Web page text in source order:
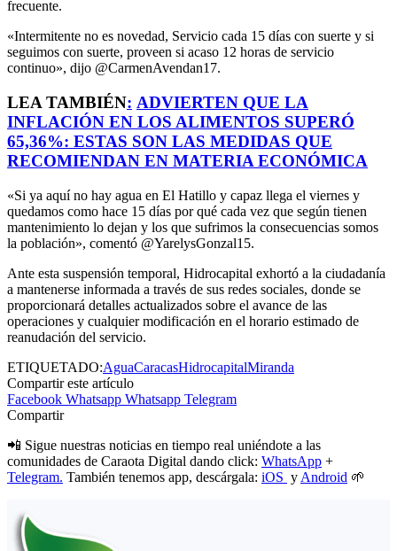
frecuente.
«Intermitente no es novedad, Servicio cada 15 días con suerte y si
seguimos con suerte, proveen si acaso 12 horas de servicio
continuo», dijo @CarmenAvendan17.
LEA TAMBIÉN: ADVIERTEN QUE LA
INFLACIÓN EN LOS ALIMENTOS SUPERÓ
65,36%: ESTAS SON LAS MEDIDAS QUE
RECOMIENDAN EN MATERIA ECONÓMICA
«Si ya aquí no hay agua en El Hatillo y capaz llega el viernes y
quedamos como hace 15 días por qué cada vez que según tienen
mantenimiento lo dejan y los que sufrimos la consecuencias somos
la población», comentó @YarelysGonzal15.
Ante esta suspensión temporal, Hidrocapital exhortó a la ciudadanía
a mantenerse informada a través de sus redes sociales, donde se
proporcionará detalles actualizados sobre el avance de las
operaciones y cualquier modificación en el horario estimado de
reanudación del servicio.
ETIQUETADO:AguaCaracasHidrocapitalMiranda
Compartir este artículo
Facebook Whatsapp Whatsapp Telegram
Compartir
📲 Sigue nuestras noticias en tiempo real uniéndote a las
comunidades de Caraota Digital dando click: WhatsApp +
Telegram. También tenemos app, descárgala: iOS y Android 🌱